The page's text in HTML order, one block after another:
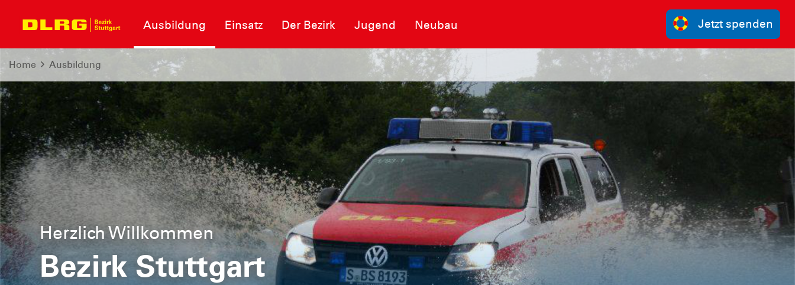
Ausbildung Einsatz Der Bezirk Jugend Neubau Jetzt spenden
Home Ausbildung
Herzlich Willkommen
Bezirk Stuttgart
Informationen zum Neubau des Rettungszentrums
Neubau Rettungszentrum